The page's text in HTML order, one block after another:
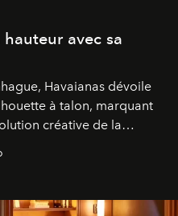
avec sa
Havaianas dévoile
à talon, marquant
créative de la